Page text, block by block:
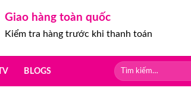
Giao hàng toàn quốc
Kiểm tra hàng trước khi thanh toán
BLOGS
Tìm
kiếm: